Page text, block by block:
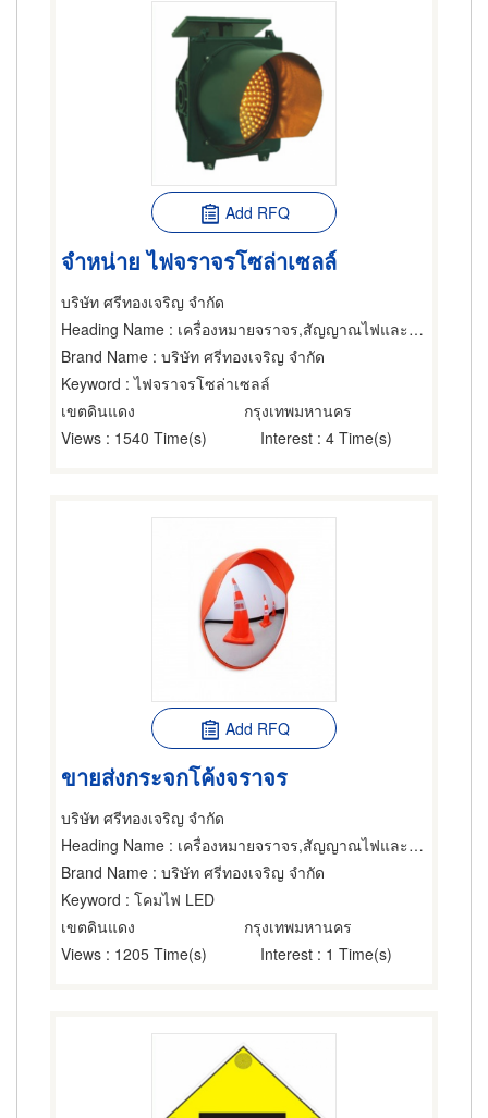
Add RFQ
จำหน่าย ไฟจราจรโซล่าเซลล์
บริษัท ศรีทองเจริญ จำกัด
Heading Name : เครื่องหมายจราจร,สัญญาณไฟและอุปกรณ์จราจร,อุปกรณ์เสริมสร้างความปลอดภัย
Brand Name : บริษัท ศรีทองเจริญ จำกัด
Keyword : ไฟจราจรโซล่าเซลล์
เขตดินแดง
กรุงเทพมหานคร
Views : 1540 Time(s) Interest : 4 Time(s)
Add RFQ
ขายส่งกระจกโค้งจราจร
บริษัท ศรีทองเจริญ จำกัด
Heading Name : เครื่องหมายจราจร,สัญญาณไฟและอุปกรณ์จราจร,อุปกรณ์เสริมสร้างความปลอดภัย
Brand Name : บริษัท ศรีทองเจริญ จำกัด
Keyword : โคมไฟ LED
เขตดินแดง
กรุงเทพมหานคร
Views : 1205 Time(s) Interest : 1 Time(s)